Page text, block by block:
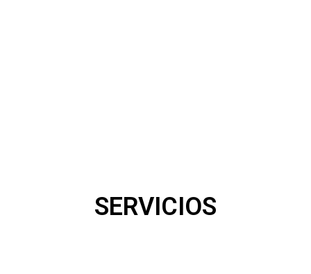
SERVICIOS